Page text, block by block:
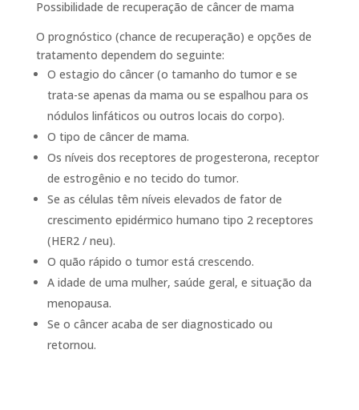
Possibilidade de recuperação de câncer de mama
O prognóstico (chance de recuperação) e opções de
tratamento dependem do seguinte:
O estagio do câncer (o tamanho do tumor e se
trata-se apenas da mama ou se espalhou para os
nódulos linfáticos ou outros locais do corpo).
O tipo de câncer de mama.
Os níveis dos receptores de progesterona, receptor
de estrogênio e no tecido do tumor.
Se as células têm níveis elevados de fator de
crescimento epidérmico humano tipo 2 receptores
(HER2 / neu).
O quão rápido o tumor está crescendo.
A idade de uma mulher, saúde geral, e situação da
menopausa.
Se o câncer acaba de ser diagnosticado ou
retornou.